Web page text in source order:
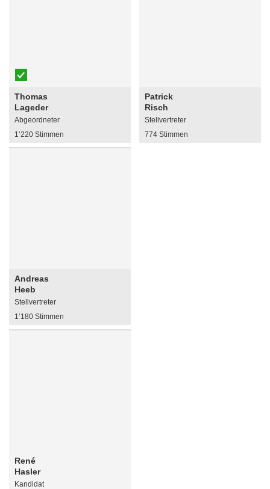
Thomas
Lageder
Abgeordneter
1’220 Stimmen
Andreas
Heeb
Stellvertreter
1’180 Stimmen
René
Hasler
Kandidat
Patrick
Risch
Stellvertreter
774 Stimmen